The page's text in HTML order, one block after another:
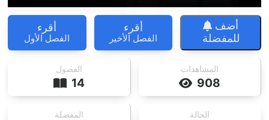
أقرء
الفصل الأول
أقرء
الفصل الأخير
أضف
للمفضلة
14
الفصول
908
المشاهدات
المفضلة الحالة